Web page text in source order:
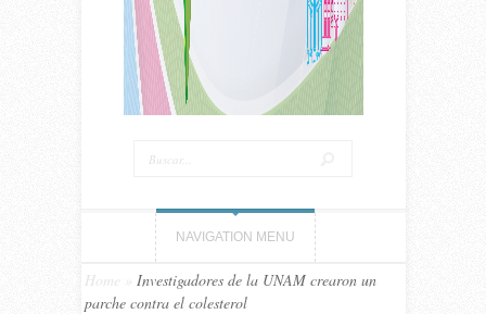
NAVIGATION MENU
Home
Investigadores de la UNAM crearon un
parche contra el colesterol